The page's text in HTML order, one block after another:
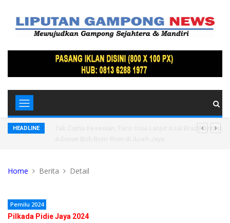
HEADLINE
Tak Cuma Kesenian, Turis Usia Lanjut Asal Brazil
Home Berita Detail
Pemilu 2024
Pilkada Pidie Jaya 2024